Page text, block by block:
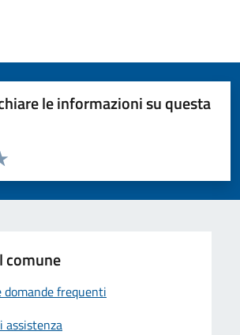
le informazioni su questa
pagina
5 stelle su 5
4 stelle su 5
su 5
su 5
comune
domande frequenti
assistenza